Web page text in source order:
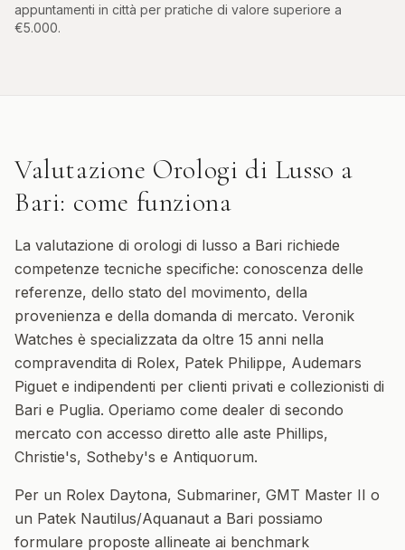
appuntamenti in città per pratiche di valore superiore a
€5.000.
Valutazione Orologi di Lusso a
Bari: come funziona
La valutazione di orologi di lusso a Bari richiede
competenze tecniche specifiche: conoscenza delle
referenze, dello stato del movimento, della
provenienza e della domanda di mercato. Veronik
Watches è specializzata da oltre 15 anni nella
compravendita di Rolex, Patek Philippe, Audemars
Piguet e indipendenti per clienti privati e collezionisti di
Bari e Puglia. Operiamo come dealer di secondo
mercato con accesso diretto alle aste Phillips,
Christie's, Sotheby's e Antiquorum.
Per un Rolex Daytona, Submariner, GMT Master II o
un Patek Nautilus/Aquanaut a Bari possiamo
formulare proposte allineate ai benchmark